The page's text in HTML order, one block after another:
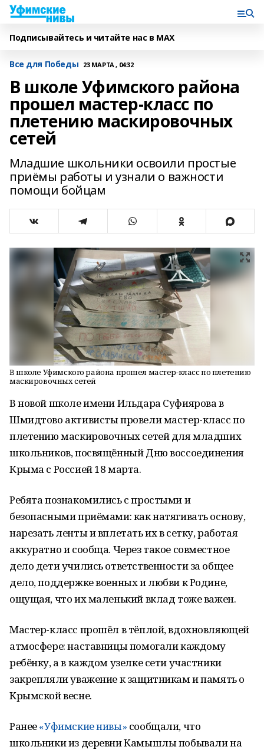
Подписывайтесь и читайте нас в MAX
Все для Победы 23 МАРТА , 04:32
В школе Уфимского района
прошел мастер-класс по
плетению маскировочных
сетей
Младшие школьники освоили простые
приёмы работы и узнали о важности
помощи бойцам
В школе Уфимского района прошел мастер-класс по плетению
маскировочных сетей
В новой школе имени Ильдара Суфиярова в
Шмидтово активисты провели мастер-класс по
плетению маскировочных сетей для младших
школьников, посвящённый Дню воссоединения
Крыма с Россией 18 марта.
Ребята познакомились с простыми и
безопасными приёмами: как натягивать основу,
нарезать ленты и вплетать их в сетку, работая
аккуратно и сообща. Через такое совместное
дело дети учились ответственности за общее
дело, поддержке военных и любви к Родине,
ощущая, что их маленький вклад тоже важен.
Мастер-класс прошёл в тёплой, вдохновляющей
атмосфере: наставницы помогали каждому
ребёнку, а в каждом узелке сети участники
закрепляли уважение к защитникам и память о
Крымской весне.
Ранее«Уфимские нивы» сообщали, что
школьники из деревни Камышлы побывали на